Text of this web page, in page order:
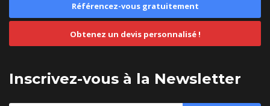
Référencez-vous gratuitement
Obtenez un devis personnalisé !
Inscrivez-vous à la Newsletter